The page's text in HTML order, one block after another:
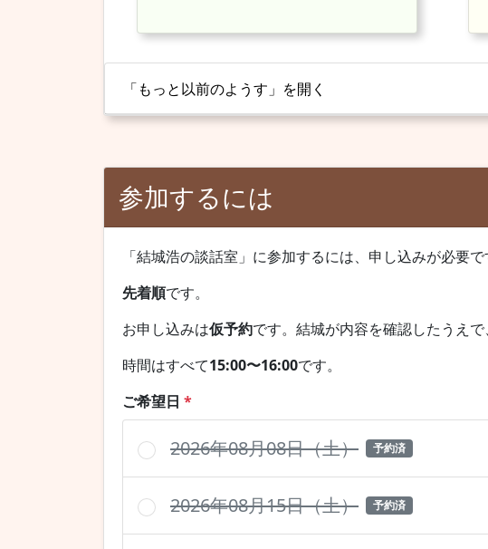
「もっと以前のようす」を開く
参加するには
「結城浩の談話室」に参加するには、申し込みが必要で
先着順です。
お申し込みは仮予約です。結城が内容を確認したうえ
時間はすべて15:00〜16:00です。
ご希望日 *
2026年08月08日（土） 予約済
2026年08月15日（土） 予約済